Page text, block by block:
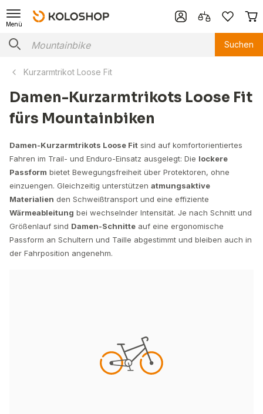
Menü
Suchen
Kurzarmtrikot Loose Fit
Damen-Kurzarmtrikots Loose Fit
fürs Mountainbiken
Damen-Kurzarmtrikots Loose Fit sind auf komfortorientiertes
Fahren im Trail- und Enduro-Einsatz ausgelegt: Die lockere
Passform bietet Bewegungsfreiheit über Protektoren, ohne
einzuengen. Gleichzeitig unterstützen atmungsaktive
Materialien den Schweißtransport und eine effiziente
Wärmeableitung bei wechselnder Intensität. Je nach Schnitt und
Größenlauf sind Damen-Schnitte auf eine ergonomische
Passform an Schultern und Taille abgestimmt und bleiben auch in
der Fahrposition angenehm.